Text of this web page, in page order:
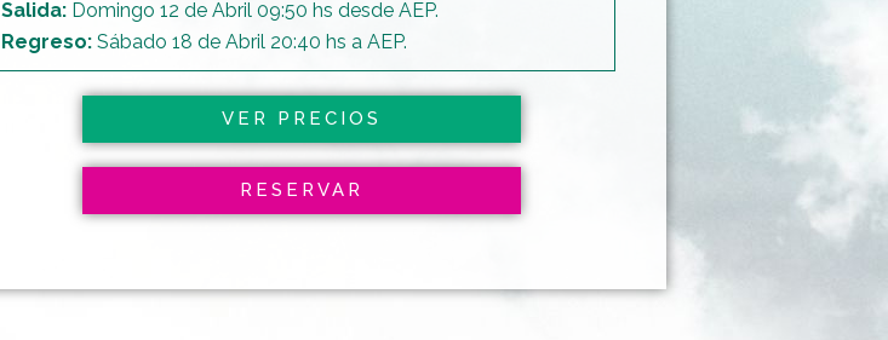
Salida: Domingo 12 de Abril 09:50 hs desde AEP.
Regreso: Sábado 18 de Abril 20:40 hs a AEP.
VER PRECIOS
RESERVAR